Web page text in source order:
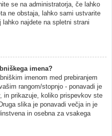
se na administratorja, če lahko
ne obstaja, lahko sami ustvarite
najdete na spletni strani
imena?
imenom med prebiranjem
rangom/stopnjo - ponavadi je
in prikazuje, koliko prispevkov ste
slika je ponavadi večja in je
in osebna za vsakega